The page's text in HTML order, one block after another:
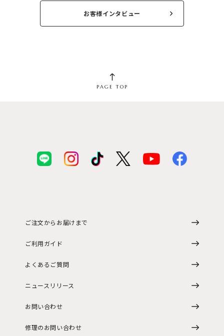
お客様インタビュー
PAGE TOP
ご注文からお届けまで
ご利用ガイド
よくあるご質問
ニュースリリース
お問い合わせ
修理のお問い合わせ